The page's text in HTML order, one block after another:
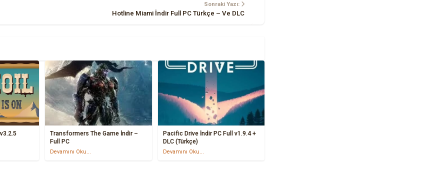
Sonraki Yazı:
Hotline Miami İndir Full PC Türkçe – Ve DLC
Transformers The Game İndir –
Full PC
Devamını Oku...
Pacific Drive İndir PC Full v1.9.4 +
DLC (Türkçe)
Devamını Oku...